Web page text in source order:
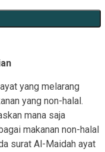
yang melarang
yang non-halal.
mana saja
makanan non-halal
surat Al-Maidah ayat